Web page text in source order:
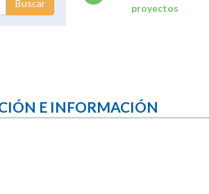
proyectos
E INFORMACIÓN